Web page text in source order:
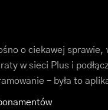
o ciekawej
w sieci Plus i
– była to